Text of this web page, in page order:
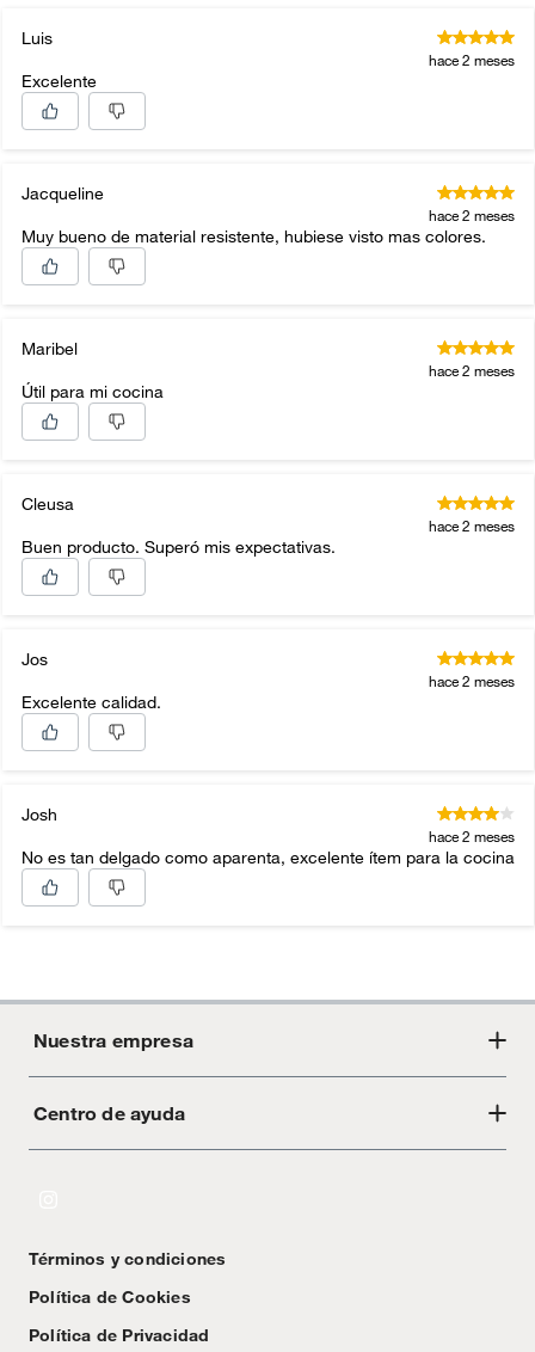
Luis
hace 2 meses
Excelente
Jacqueline
hace 2 meses
Muy bueno de material resistente, hubiese visto mas colores.
Maribel
hace 2 meses
Útil para mi cocina
Cleusa
hace 2 meses
Buen producto. Superó mis expectativas.
Jos
hace 2 meses
Excelente calidad.
Josh
hace 2 meses
No es tan delgado como aparenta, excelente ítem para la cocina
Nuestra empresa
Acerca de Crate
Centro de ayuda
Textos Legales
Términos y condiciones
Política de Cookies
Política de Privacidad